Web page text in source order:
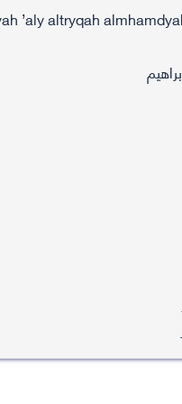
’aly altryqah